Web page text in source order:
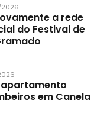
a rede
do Festival de
em Canela